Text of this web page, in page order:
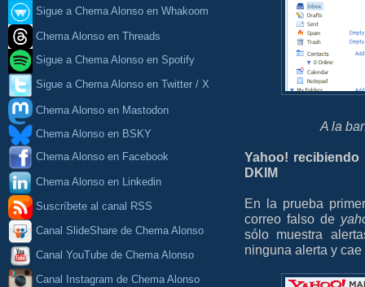
Sigue a Chema Alonso en Whakoom
Chema Alonso en Threads
Sigue a Chema Alonso en Spotify
Sigue a Chema Alonso en Twitter / X
Chema Alonso en Mastodon
Chema Alonso en BSKY
Chema Alonso en Facebook
Chema Alonso en Linkedin
Suscríbete al canal RSS
Canal SlideShare de Chema Alonso
Canal YouTube de Chema Alonso
Canal Instagram de Chema Alonso
A la
Yahoo!
DKIM
En la prueba
correo falso de
sólo muestra
ninguna alerta y